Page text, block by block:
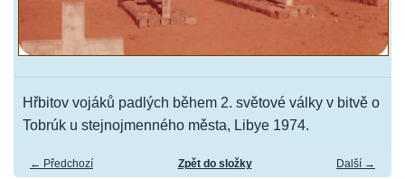
Hřbitov vojáků padlých během 2. světové války v bitvě o
Tobrúk u stejnojmenného města, Libye 1974.
← Předchozí Další →
Zpět do složky